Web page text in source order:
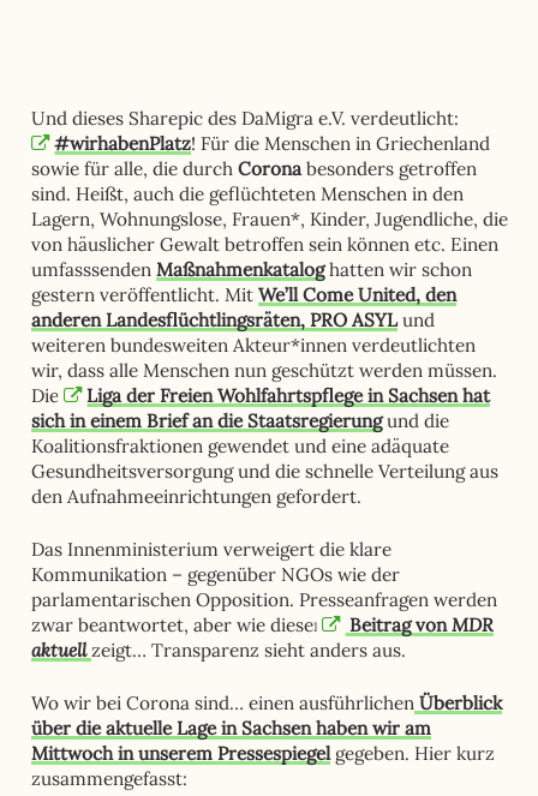
Und dieses Sharepic des DaMigra e.V. verdeutlicht:
#wirhabenPlatz! Für die Menschen in Griechenland
sowie für alle, die durch Coronabesonders getroffen
sind. Heißt, auch die geflüchteten Menschen in den
Lagern, Wohnungslose, Frauen*, Kinder, Jugendliche, die
von häuslicher Gewalt betroffen sein können etc. Einen
umfasssenden Maßnahmenkataloghatten wir schon
gestern veröffentlicht. Mit We’ll Come United, den
anderen Landesflüchtlingsräten, PRO ASYLund
weiteren bundesweiten Akteur*innen verdeutlichten
wir, dass alle Menschen nun geschützt werden müssen.
Die
Liga der Freien Wohlfahrtspflege in Sachsen hat
sich in einem Brief an die Staatsregierungund die
Koalitionsfraktionen gewendet und eine adäquate
Gesundheitsversorgung und die schnelle Verteilung aus
den Aufnahmeeinrichtungen gefordert.
Das Innenministerium verweigert die klare
Kommunikation – gegenüber NGOs wie der
parlamentarischen Opposition. Presseanfragen werden
zwar beantwortet, aber wie dieser
Beitrag von MDR
aktuellzeigt… Transparenz sieht anders aus.
Wo wir bei Corona sind… einen ausführlichen Überblick
über die aktuelle Lage in Sachsen haben wir am
Mittwoch in unserem Pressespiegelgegeben. Hier kurz
zusammengefasst: